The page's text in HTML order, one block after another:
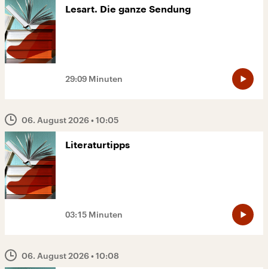
Lesart. Die ganze Sendung
29:09 Minuten
06. August 2026• 10:05
Literaturtipps
03:15 Minuten
06. August 2026• 10:08